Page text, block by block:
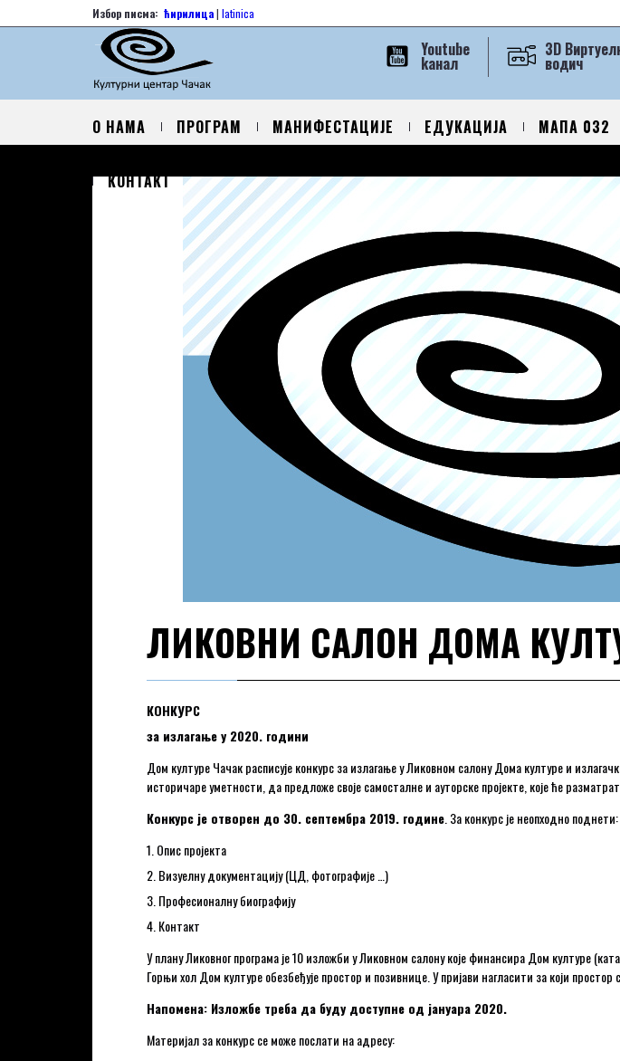
Избор писма: ћирилица| latinica
3D
водич
Youtube
kанал
О НАМА ПРОГРАМ МАНИФЕСТАЦИЈЕ ЕДУКАЦИЈА МАПА 032
КОНТАКТ
ЛИКОВНИ САЛОН ДОМА
КОНКУРС
за излагање у 2020. години
Дом културе Чачак расписује конкурс за излагање у Ликовном салону Дома културе и
историчаре уметности, да предложе своје самосталне и ауторске пројекте, које ће
Конкурс је отворен до 30. септембра 2019. године . За конкурс је неопходно поднети:
1. Опис пројекта
2. Визуелну документацију (ЦД, фотографије …)
3. Професионалну биографију
4. Контакт
У плану Ликовног програма је 10 изложби у Ликовном салону које финансира Дом културе
Горњи хол Дом културе обезбеђује простор и позивнице. У пријави нагласити за који простор
Напомена: Изложбе треба да буду доступне од јануара 2020.
Материјал за конкурс се може послати на адресу: